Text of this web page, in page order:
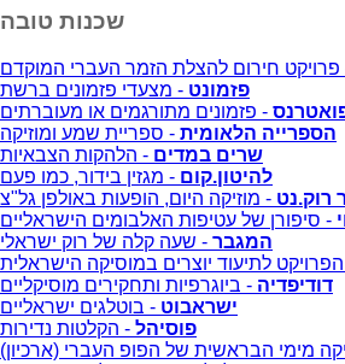
שכנות טובה
פרויקט חירום להצלת הזמר העברי המוקדם
פזמונט - מצעדי פזמונים ברשת
- פזמונים מתורגמים או מעוברתים
הספרייה הלאומית - ספריית שמע ומוזיקה
שרים במדים - הלהקות הצבאיות
להיטון.קום - מגזין בידור, כמו פעם
רוק.נט - מוזיקה היום, הופעות באולפן גל"צ
- סיפורן של עטיפות האלבומים הישראליים
המגבר - שעה קלה של רוק ישראלי
לתיעוד יוצרים במוסיקה הישראלית
דודיפדיה - ביוגרפיות ותחקירים מוסיקליים
ישראבוט - בוטלגים ישראליים
פוסיהל - הקלטות נדירות
מימי הבראשית של הפופ העברי (ארכיון)